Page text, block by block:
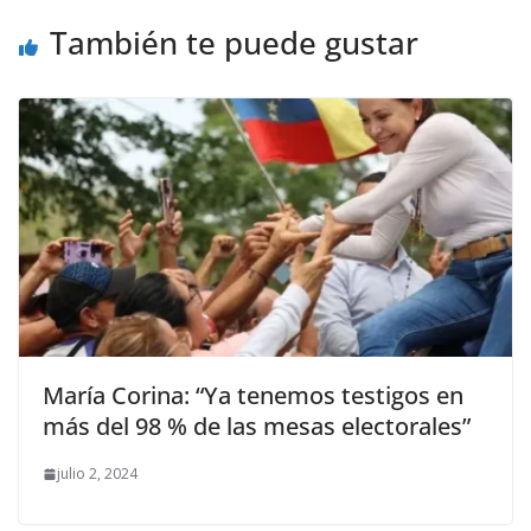
También te puede gustar
María Corina: “Ya tenemos testigos en
más del 98 % de las mesas electorales”
julio 2, 2024